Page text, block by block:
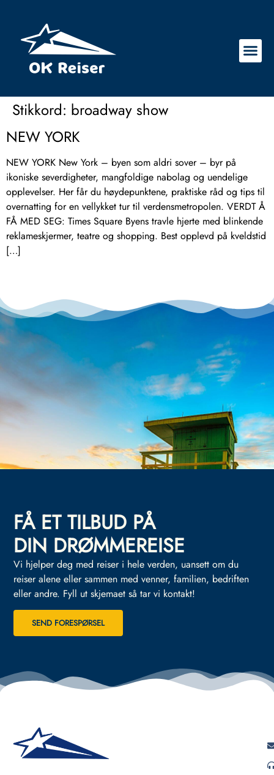
Stikkord: broadway show
NEW YORK
NEW YORK New York – byen som aldri sover – byr på
ikoniske severdigheter, mangfoldige nabolag og uendelige
opplevelser. Her får du høydepunktene, praktiske råd og tips til
overnatting for en vellykket tur til verdensmetropolen. VERDT Å
FÅ MED SEG: Times Square Byens travle hjerte med blinkende
reklameskjermer, teatre og shopping. Best opplevd på kveldstid
[…]
FÅ ET TILBUD PÅ
DIN DRØMMEREISE
Vi hjelper deg med reiser i hele verden, uansett om du
reiser alene eller sammen med venner, familien, bedriften
eller andre. Fyll ut skjemaet så tar vi kontakt!
SEND FORESPØRSEL